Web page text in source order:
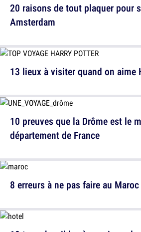
13 lieux à visiter quand on aime
8 erreurs à ne pas faire au Maroc
20 raisons de tout plaquer pour
Amsterdam
10 preuves que la Drôme est le
département de France